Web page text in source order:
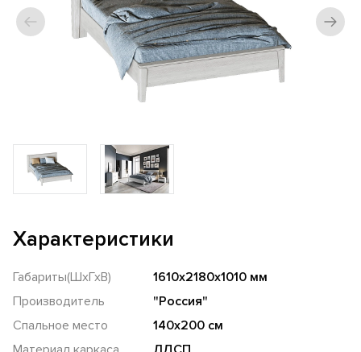
Характеристики
Габариты(ШхГхВ)
1610х2180х1010 мм
Производитель
"Россия"
Спальное место
140х200 см